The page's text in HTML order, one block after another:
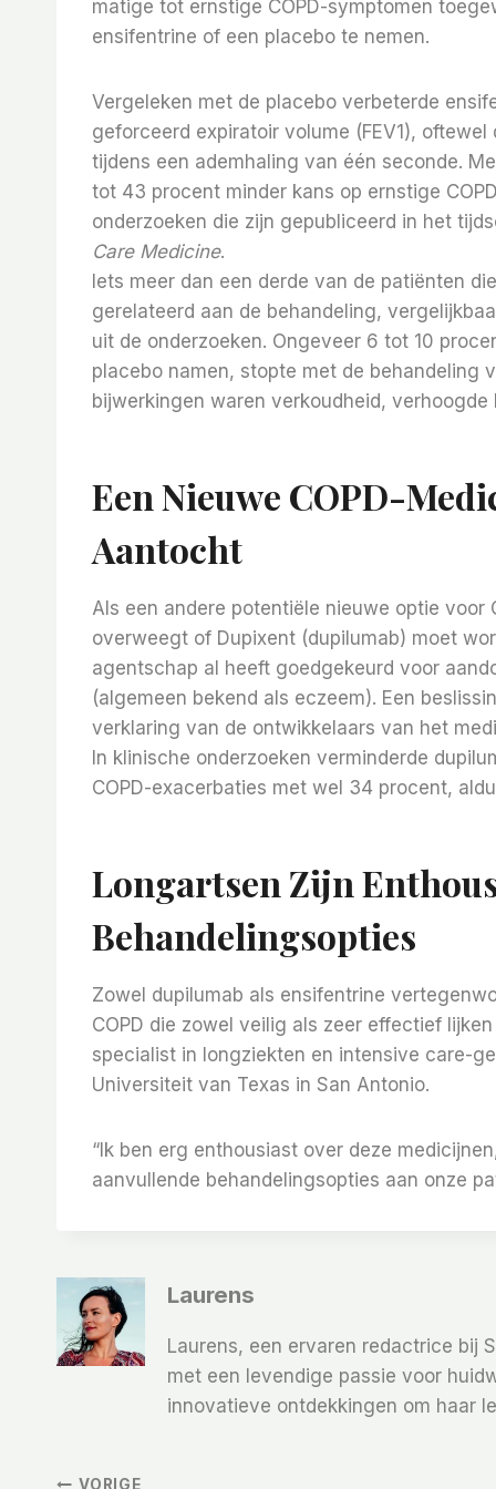
matige tot ernstige COPD-symptomen
ensifentrine of een placebo te nemen.
Vergeleken met de placebo verbeterde
geforceerd expiratoir volume (FEV1),
tijdens een ademhaling van één seconde.
tot 43 procent minder kans op ernstige
onderzoeken die zijn gepubliceerd in het
Care Medicine.
Iets meer dan een derde van de patiënten
gerelateerd aan de behandeling,
uit de onderzoeken. Ongeveer 6 tot 10
placebo namen, stopte met de behandeling
bijwerkingen waren verkoudheid, verhoogde
Een Nieuwe COPD-
Aantocht
Als een andere potentiële nieuwe optie voor
overweegt of Dupixent (dupilumab) moet
agentschap al heeft goedgekeurd voor
(algemeen bekend als eczeem). Een
verklaring van de ontwikkelaars van het
In klinische onderzoeken verminderde
COPD-exacerbaties met wel 34 procent,
Longartsen Zijn
Behandelingsopties
Zowel dupilumab als ensifentrine
COPD die zowel veilig als zeer effectief
specialist in longziekten en intensive care-
Universiteit van Texas in San Antonio.
“Ik ben erg enthousiast over deze
aanvullende behandelingsopties aan onze
Laurens
Laurens, een ervaren redactrice bij
met een levendige passie voor
innovatieve ontdekkingen om haar
VORIGE